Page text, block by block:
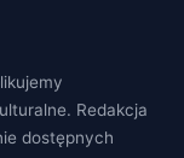
Redakcja
dostępnych